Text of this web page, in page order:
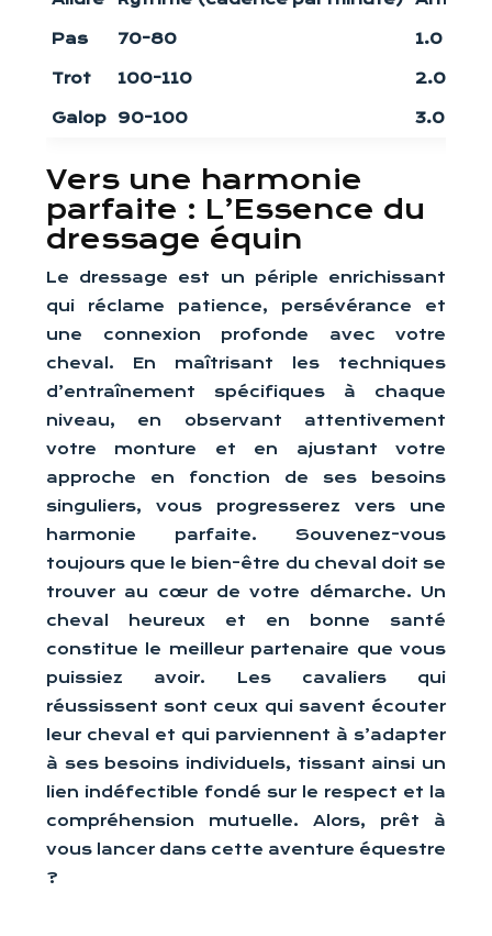
Pas 70-80 1.0 – 1.2
Trot 100-110 2.0 –
Galop 90-100 3.0 – 3.5
Vers une harmonie
parfaite : L’Essence du
dressage équin
Le dressage est un périple enrichissant
qui réclame patience, persévérance et
une connexion profonde avec votre
cheval. En maîtrisant les techniques
d’entraînement spécifiques à chaque
niveau, en observant attentivement
votre monture et en ajustant votre
approche en fonction de ses besoins
singuliers, vous progresserez vers une
harmonie parfaite. Souvenez-vous
toujours que le bien-être du cheval doit se
trouver au cœur de votre démarche. Un
cheval heureux et en bonne santé
constitue le meilleur partenaire que vous
puissiez avoir. Les cavaliers qui
réussissent sont ceux qui savent écouter
leur cheval et qui parviennent à s’adapter
à ses besoins individuels, tissant ainsi un
lien indéfectible fondé sur le respect et la
compréhension mutuelle. Alors, prêt à
vous lancer dans cette aventure équestre
?